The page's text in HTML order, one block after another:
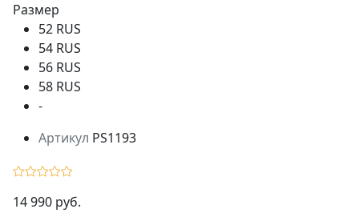
Размер
52 RUS
54 RUS
56 RUS
58 RUS
-
Артикул PS1193
14 990 руб.